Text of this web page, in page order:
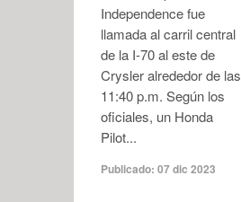
Independence fue
llamada al carril central
de la I-70 al este de
Crysler alrededor de las
11:40 p.m. Según los
oficiales, un Honda
Pilot...
Publicado: 07 dic 2023